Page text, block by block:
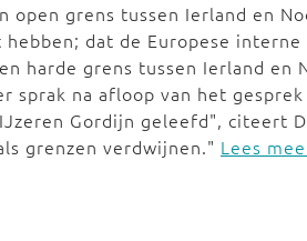
grens tussen Ierland en
dat de Europese interne
harde grens tussen Ierland en
sprak na afloop van het
Gordijn geleefd", citeert
grenzen verdwijnen." Lees